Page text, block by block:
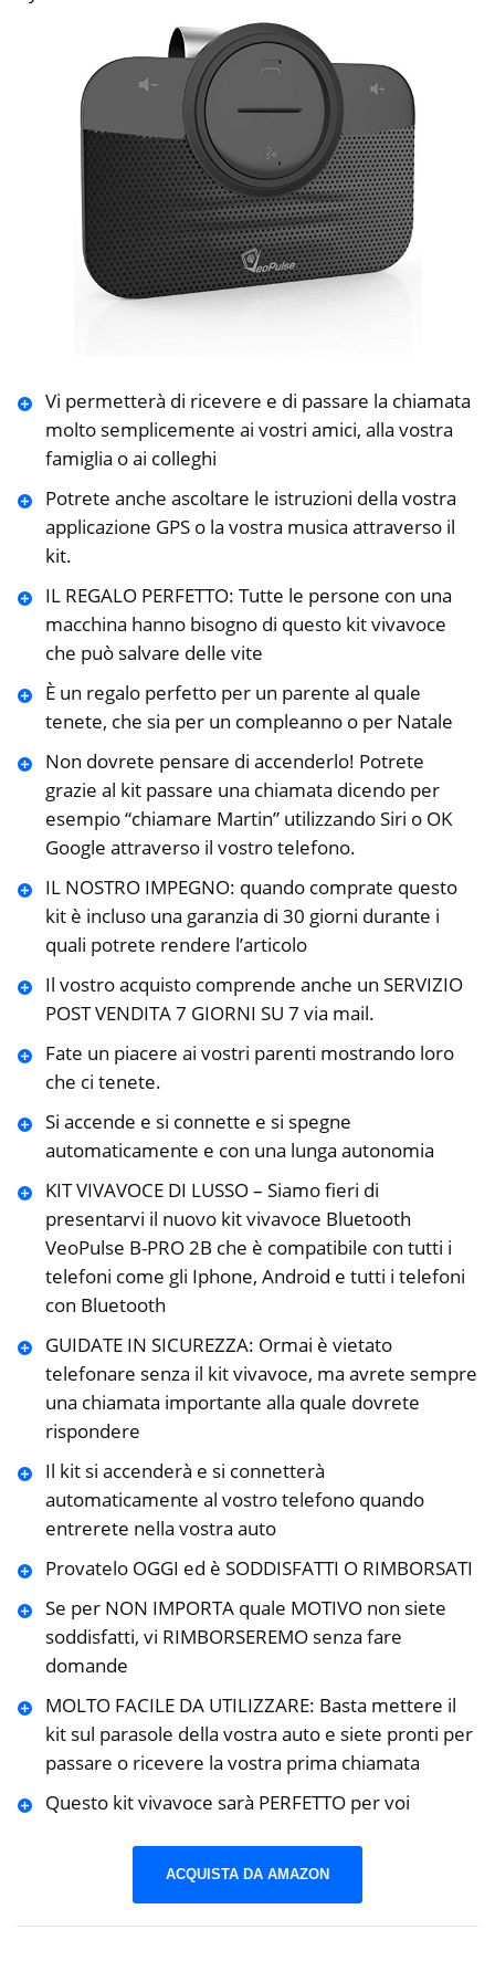
Vi permetterà di ricevere e di passare la chiamata
molto semplicemente ai vostri amici, alla vostra
famiglia o ai colleghi
Potrete anche ascoltare le istruzioni della vostra
applicazione GPS o la vostra musica attraverso il
kit.
IL REGALO PERFETTO: Tutte le persone con una
macchina hanno bisogno di questo kit vivavoce
che può salvare delle vite
È un regalo perfetto per un parente al quale
tenete, che sia per un compleanno o per Natale
Non dovrete pensare di accenderlo! Potrete
grazie al kit passare una chiamata dicendo per
esempio “chiamare Martin” utilizzando Siri o OK
Google attraverso il vostro telefono.
IL NOSTRO IMPEGNO: quando comprate questo
kit è incluso una garanzia di 30 giorni durante i
quali potrete rendere l’articolo
Il vostro acquisto comprende anche un SERVIZIO
POST VENDITA 7 GIORNI SU 7 via mail.
Fate un piacere ai vostri parenti mostrando loro
che ci tenete.
Si accende e si connette e si spegne
automaticamente e con una lunga autonomia
KIT VIVAVOCE DI LUSSO – Siamo fieri di
presentarvi il nuovo kit vivavoce Bluetooth
VeoPulse B-PRO 2B che è compatibile con tutti i
telefoni come gli Iphone, Android e tutti i telefoni
con Bluetooth
GUIDATE IN SICUREZZA: Ormai è vietato
telefonare senza il kit vivavoce, ma avrete sempre
una chiamata importante alla quale dovrete
rispondere
Il kit si accenderà e si connetterà
automaticamente al vostro telefono quando
entrerete nella vostra auto
Provatelo OGGI ed è SODDISFATTI O RIMBORSATI
Se per NON IMPORTA quale MOTIVO non siete
soddisfatti, vi RIMBORSEREMO senza fare
domande
MOLTO FACILE DA UTILIZZARE: Basta mettere il
kit sul parasole della vostra auto e siete pronti per
passare o ricevere la vostra prima chiamata
Questo kit vivavoce sarà PERFETTO per voi
ACQUISTA DA AMAZON